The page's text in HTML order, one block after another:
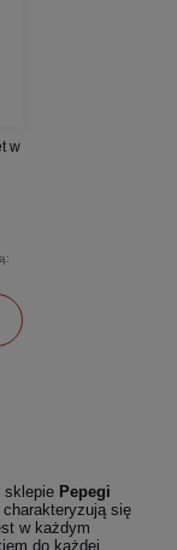
w
sklepie Pepegi
się
w każdym
do każdej